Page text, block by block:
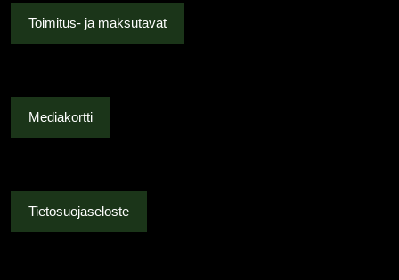
Toimitus- ja maksutavat
Mediakortti
Tietosuojaseloste